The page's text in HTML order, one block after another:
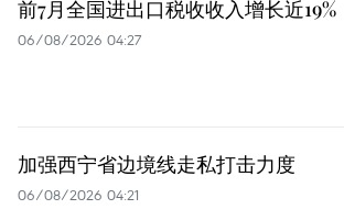
前7月全国进出口税收收入增长近19%
06/08/2026 04:27
加强西宁省边境线走私打击力度
06/08/2026 04:21